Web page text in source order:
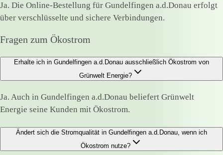
Ja. Die Online-Bestellung für Gundelfingen a.d.Donau erfolgt
über verschlüsselte und sichere Verbindungen.
Fragen zum Ökostrom
Erhalte ich in Gundelfingen a.d.Donau ausschließlich Ökostrom von
Grünwelt Energie?
Ja. Auch in Gundelfingen a.d.Donau beliefert Grünwelt
Energie seine Kunden mit Ökostrom.
Ändert sich die Stromqualität in Gundelfingen a.d.Donau, wenn ich
Ökostrom nutze?